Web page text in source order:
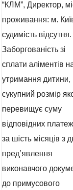
“КЛМ”, Директор,
проживання: м.
судимість відсутня.
Заборгованість зі
сплати аліментів
утримання дитини,
сукупний розмір
перевищує суму
відповідних
за шість місяців з
пред’явлення
виконавчого
до примусового